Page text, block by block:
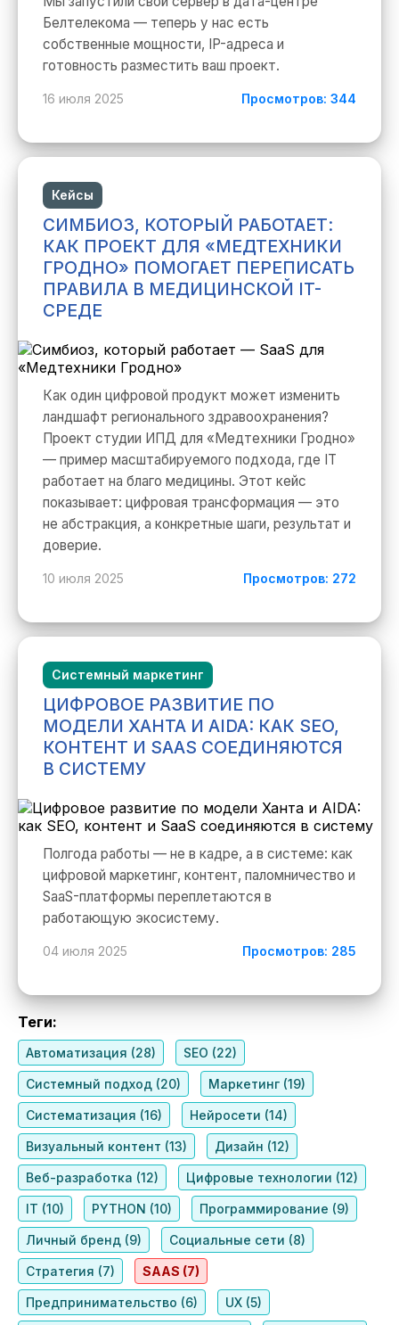
Белтелекома — теперь у нас есть
собственные мощности, IP-адреса и
готовность разместить ваш проект.
16 июля 2025 Просмотров: 344
Кейсы
СИМБИОЗ, КОТОРЫЙ РАБОТАЕТ:
КАК ПРОЕКТ ДЛЯ «МЕДТЕХНИКИ
ГРОДНО» ПОМОГАЕТ ПЕРЕПИСАТЬ
ПРАВИЛА В МЕДИЦИНСКОЙ IT-
СРЕДЕ
Как один цифровой продукт может изменить
ландшафт регионального здравоохранения?
Проект студии ИПД для «Медтехники Гродно»
— пример масштабируемого подхода, где IT
работает на благо медицины. Этот кейс
показывает: цифровая трансформация — это
не абстракция, а конкретные шаги, результат и
доверие.
10 июля 2025 Просмотров: 272
Системный маркетинг
ЦИФРОВОЕ РАЗВИТИЕ ПО
МОДЕЛИ ХАНТА И AIDA: КАК SEO,
КОНТЕНТ И SAAS СОЕДИНЯЮТСЯ
В СИСТЕМУ
Полгода работы — не в кадре, а в системе: как
цифровой маркетинг, контент, паломничество и
SaaS-платформы переплетаются в
работающую экосистему.
04 июля 2025 Просмотров: 285
Теги:
Автоматизация (28) SEO (22)
Системный подход (20) Маркетинг (19)
Систематизация (16) Нейросети (14)
Визуальный контент (13) Дизайн (12)
Веб-разработка (12) Цифровые технологии (12)
IT (10) PYTHON (10) Программирование (9)
Личный бренд (9) Социальные сети (8)
Стратегия (7) SAAS (7)
Предпринимательство (6) UX (5)